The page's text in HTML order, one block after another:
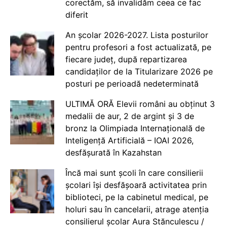
corectăm, să invalidăm ceea ce fac
diferit
An școlar 2026-2027. Lista posturilor
pentru profesori a fost actualizată, pe
fiecare județ, după repartizarea
candidaților de la Titularizare 2026 pe
posturi pe perioadă nedeterminată
ULTIMĂ ORĂ Elevii români au obținut 3
medalii de aur, 2 de argint și 3 de
bronz la Olimpiada Internațională de
Inteligență Artificială – IOAI 2026,
desfășurată în Kazahstan
Încă mai sunt școli în care consilierii
școlari își desfășoară activitatea prin
biblioteci, pe la cabinetul medical, pe
holuri sau în cancelarii, atrage atenția
consilierul școlar Aura Stănculescu /